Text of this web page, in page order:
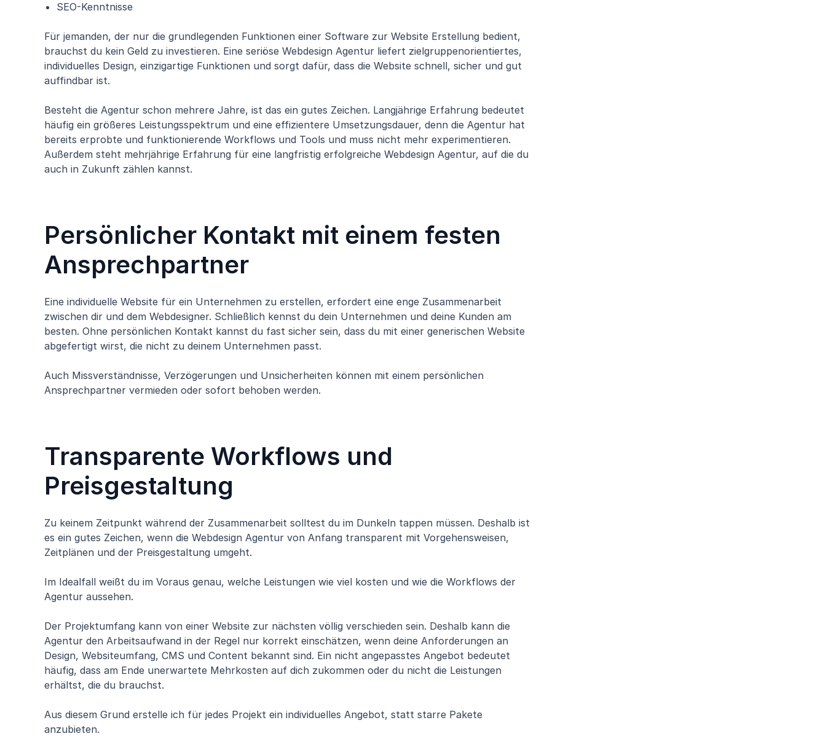
SEO-Kenntnisse
Für jemanden, der nur die grundlegenden Funktionen einer Software zur Website Erstellung bedient,
brauchst du kein Geld zu investieren. Eine seriöse Webdesign Agentur liefert zielgruppenorientiertes,
individuelles Design, einzigartige Funktionen und sorgt dafür, dass die Website schnell, sicher und gut
auffindbar ist.
Besteht die Agentur schon mehrere Jahre, ist das ein gutes Zeichen. Langjährige Erfahrung bedeutet
häufig ein größeres Leistungsspektrum und eine effizientere Umsetzungsdauer, denn die Agentur hat
bereits erprobte und funktionierende Workflows und Tools und muss nicht mehr experimentieren.
Außerdem steht mehrjährige Erfahrung für eine langfristig erfolgreiche Webdesign Agentur, auf die du
auch in Zukunft zählen kannst.
Persönlicher Kontakt mit einem festen
Ansprechpartner
Eine individuelle Website für ein Unternehmen zu erstellen, erfordert eine enge Zusammenarbeit
zwischen dir und dem Webdesigner. Schließlich kennst du dein Unternehmen und deine Kunden am
besten. Ohne persönlichen Kontakt kannst du fast sicher sein, dass du mit einer generischen Website
abgefertigt wirst, die nicht zu deinem Unternehmen passt.
Auch Missverständnisse, Verzögerungen und Unsicherheiten können mit einem persönlichen
Ansprechpartner vermieden oder sofort behoben werden.
Transparente Workflows und
Preisgestaltung
Zu keinem Zeitpunkt während der Zusammenarbeit solltest du im Dunkeln tappen müssen. Deshalb ist
es ein gutes Zeichen, wenn die Webdesign Agentur von Anfang transparent mit Vorgehensweisen,
Zeitplänen und der Preisgestaltung umgeht.
Im Idealfall weißt du im Voraus genau, welche Leistungen wie viel kosten und wie die Workflows der
Agentur aussehen.
Der Projektumfang kann von einer Website zur nächsten völlig verschieden sein. Deshalb kann die
Agentur den Arbeitsaufwand in der Regel nur korrekt einschätzen, wenn deine Anforderungen an
Design, Websiteumfang, CMS und Content bekannt sind. Ein nicht angepasstes Angebot bedeutet
häufig, dass am Ende unerwartete Mehrkosten auf dich zukommen oder du nicht die Leistungen
erhältst, die du brauchst.
Aus diesem Grund erstelle ich für jedes Projekt ein individuelles Angebot, statt starre Pakete
anzubieten.